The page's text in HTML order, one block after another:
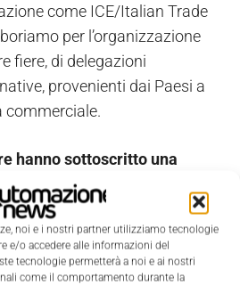
noi e i nostri partner utilizziamo tecnologie
e/o accedere alle informazioni del
tecnologie permetterà a noi e ai nostri
come il comportamento durante la
come ICE/Italian Trade
per l’organizzazione
fiere, di delegazioni
provenienti dai Paesi a
hanno sottoscritto una
per la creazione di
dedicate al mondo delle
Cosa ci può dire in